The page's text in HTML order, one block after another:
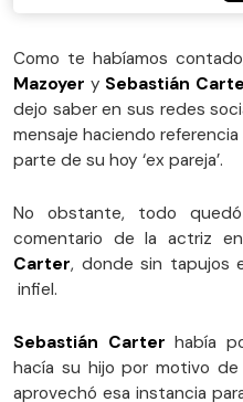
Como te habíamos
Mazoyer y Sebastián
dejo saber en sus redes
mensaje haciendo
parte de su hoy ‘ex pareja’.
No obstante, todo
comentario de la actriz
Carter, donde sin tapujos
infiel.
Sebastián Carter había
hacía su hijo por motivo
aprovechó esa instancia